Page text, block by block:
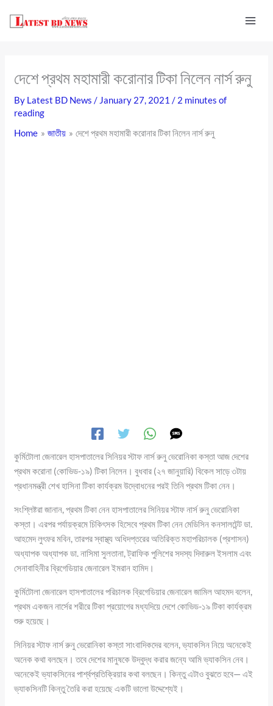
দেশে প্রথম মহামারী করোনার টিকা নিলেন নার্স রুনু
By Latest BD News/ January 27, 2021/ 2 minutes of
reading
Home
জাতীয় দেশে প্রথম মহামারী করোনার টিকা নিলেন নার্স রুনু
কুর্মিটোলা জেনারেল হাসপাতালের সিনিয়র স্টাফ নার্স রুনু ভেরোনিকা কস্তা আজ দেশের
প্রথম করোনা (কোভিড-১৯) টিকা নিলেন। বুধবার (২৭ জানুয়ারি) বিকেল সাড়ে ৩টায়
প্রধানমন্ত্রী শেখ হাসিনা টিকা কার্যক্রম উদ্বোধনের পরই তিনি প্রথম টিকা নেন।
সংশ্লিষ্টরা জানান, প্রথম টিকা নেন হাসপাতালের সিনিয়র স্টাফ নার্স রুনু ভেরোনিকা
কস্তা। এরপর পর্যায়ক্রমে চিকিৎসক হিসেবে প্রথম টিকা নেন মেডিসিন কনসালটেন্ট ডা.
আহমেদ লুৎফর মবিন, তারপর স্বাস্থ্য অধিদপ্তরের অতিরিক্ত মহাপরিচালক (প্রশাসন)
অধ্যাপক অধ্যাপক ডা. নাসিমা সুলতানা, ট্রাফিক পুলিশের সদস্য দিদারুল ইসলাম এবং
সেনাবাহিনীর ব্রিগেডিয়ার জেনারেল ইমরান হামিদ।
কুর্মিটোলা জেনারেল হাসপাতালের পরিচালক ব্রিগেডিয়ার জেনারেল জামিল আহমদ বলেন,
প্রথম একজন নার্সের শরীরে টিকা প্রয়োগের মধ্যদিয়ে দেশে কোভিড-১৯ টিকা কার্যক্রম
শুরু হয়েছে।
সিনিয়র স্টাফ নার্স রুনু ভেরোনিকা কস্তা সাংবাদিকদের বলেন, ভ্যাকসিন নিয়ে অনেকেই
অনেক কথা বলছেন। তবে দেশের মানুষকে উদ্বুদ্ধ করার জন্যে আমি ভ্যাকসিন নেব।
অনেকেই ভ্যাকসিনের পার্শ্বপ্রতিক্রিয়ার কথা বলছেন। কিন্তু এটাও বুঝতে হবে— এই
ভ্যাকসিনটি কিন্তু তৈরি করা হয়েছে একটি ভালো উদ্দেশ্যেই।